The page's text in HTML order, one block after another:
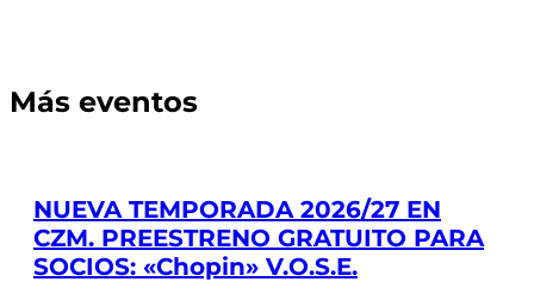
Más eventos
NUEVA TEMPORADA 2026/27 EN
CZM. PREESTRENO GRATUITO PARA
SOCIOS: «Chopin» V.O.S.E.